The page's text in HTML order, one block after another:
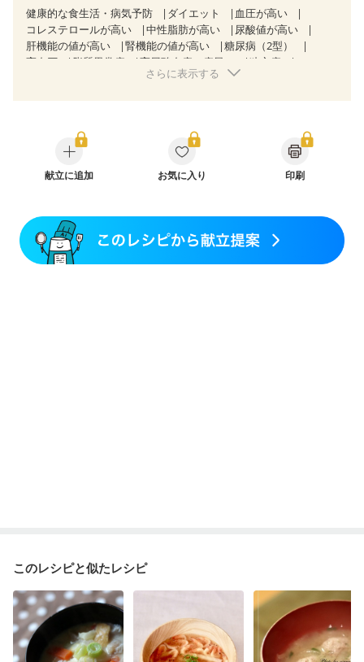
健康的な食生活・病気予防 ダイエット
血圧が高い
コレステロールが高い
中性脂肪が高い
尿酸値が高い
肝機能の値が高い
腎機能の値が高い
糖尿病（2型）
高血圧
脂質異常症 高尿酸血症（痛風）
狭心症
心不全 胆石症
乳がん（抗がん剤治療中）
乳がん（ホルモン療法中）
乳がん（放射線治療中）
乳がん治療を終えた方・経過観察中の方など
妊婦健診・血圧が気になる（初期）
妊婦健診・血糖値が気になる（初期）
妊娠高血圧(中期)
妊娠糖尿病(初期)
さらに表示する
献立に追加 お気に入り 印刷
このレシピと似たレシピ